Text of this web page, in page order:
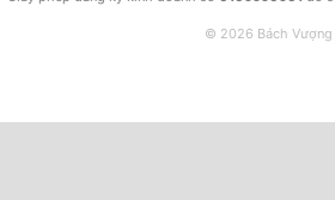
© 2026 Bách Vượng